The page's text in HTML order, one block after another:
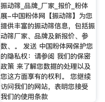
振动筛_品牌_厂家_报价_粉体
展-中国粉体网【振动筛】为您
提供丰富的振动筛信息，包括振
动筛厂家、品牌及新报价、参
数、。 发送 中国粉体网保护您
的隐私权：请参阅 我们的保密
政策 来了解您数据的处理以及
您这方面享有的权利。 您继续
访问我们的网站，表明您接受
我们的使用条款